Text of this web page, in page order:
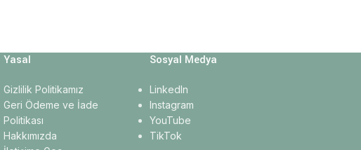
Yasal
Gizlilik Politikamız
Geri Ödeme ve İade
Politikası
Hakkımızda
Sosyal Medya
LinkedIn
Instagram
YouTube
TikTok